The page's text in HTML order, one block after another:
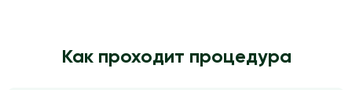
Как проходит процедура